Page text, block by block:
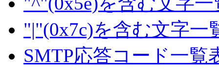
"|"(0x7c)を含む文字一
SMTP応答コード一覧